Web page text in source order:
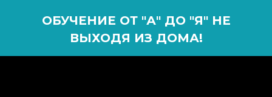
ОБУЧЕНИЕ ОТ "А" ДО "Я" НЕ
ВЫХОДЯ ИЗ ДОМА!